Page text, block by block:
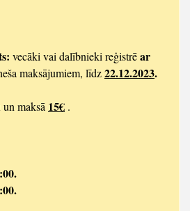
vecāki vai dalībnieki reģistrē ar
maksājumiem, līdz 22.12.2023.
maksā 15€ .